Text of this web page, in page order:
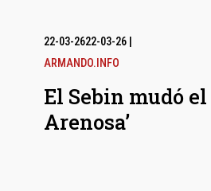
22-03-2622-03-26|
ARMANDO.INFO
El Sebin mudó el
Arenosa’